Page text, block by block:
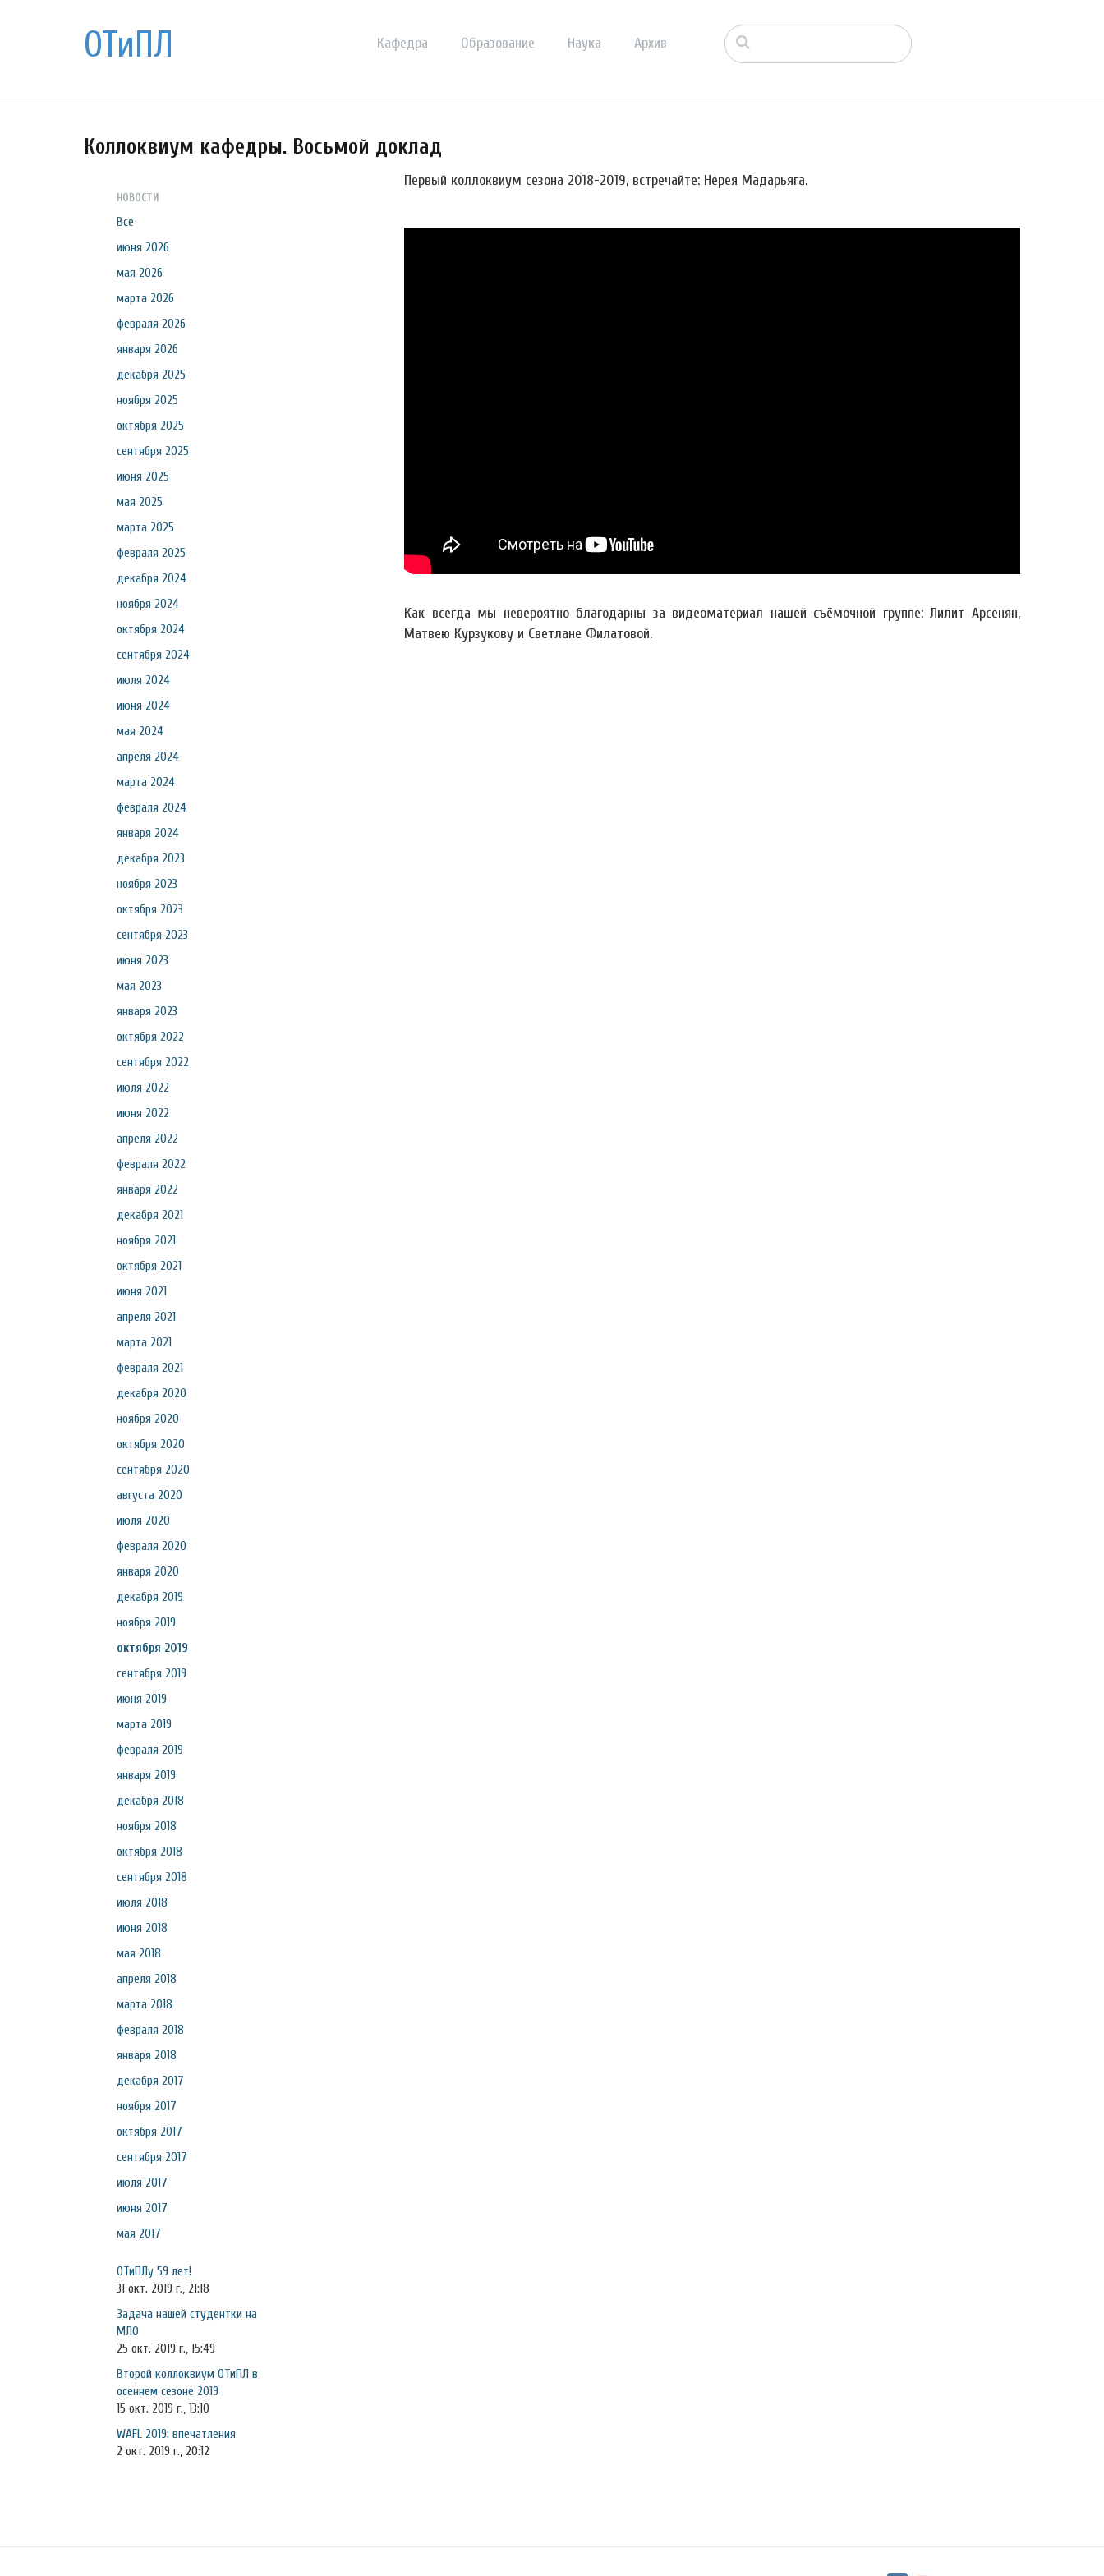
ОТиПЛ Кафедра Образование Наука Архив
Коллоквиум кафедры. Восьмой доклад
НОВОСТИ
Все
июня 2026
мая 2026
марта 2026
февраля 2026
января 2026
декабря 2025
ноября 2025
октября 2025
сентября 2025
июня 2025
мая 2025
марта 2025
февраля 2025
декабря 2024
ноября 2024
октября 2024
сентября 2024
июля 2024
июня 2024
мая 2024
апреля 2024
марта 2024
февраля 2024
января 2024
декабря 2023
ноября 2023
октября 2023
сентября 2023
июня 2023
мая 2023
января 2023
октября 2022
сентября 2022
июля 2022
июня 2022
апреля 2022
февраля 2022
января 2022
декабря 2021
ноября 2021
октября 2021
июня 2021
апреля 2021
марта 2021
февраля 2021
декабря 2020
ноября 2020
октября 2020
сентября 2020
августа 2020
июля 2020
февраля 2020
января 2020
декабря 2019
ноября 2019
октября 2019
сентября 2019
июня 2019
марта 2019
февраля 2019
января 2019
декабря 2018
ноября 2018
октября 2018
сентября 2018
июля 2018
июня 2018
мая 2018
апреля 2018
марта 2018
февраля 2018
января 2018
декабря 2017
ноября 2017
октября 2017
сентября 2017
июля 2017
июня 2017
мая 2017
ОТиПЛу 59 лет!
31 окт. 2019 г., 21:18
Задача нашей студентки на
МЛО
25 окт. 2019 г., 15:49
Второй коллоквиум ОТиПЛ в
осеннем сезоне 2019
15 окт. 2019 г., 13:10
WAFL 2019: впечатления
2 окт. 2019 г., 20:12
Первый коллоквиум сезона 2018-2019, встречайте: Нерея Мадарьяга.
Как всегда мы невероятно благодарны за видеоматериал нашей съёмочной группе: Лилит Арсенян,
Матвею Курзукову и Светлане Филатовой.